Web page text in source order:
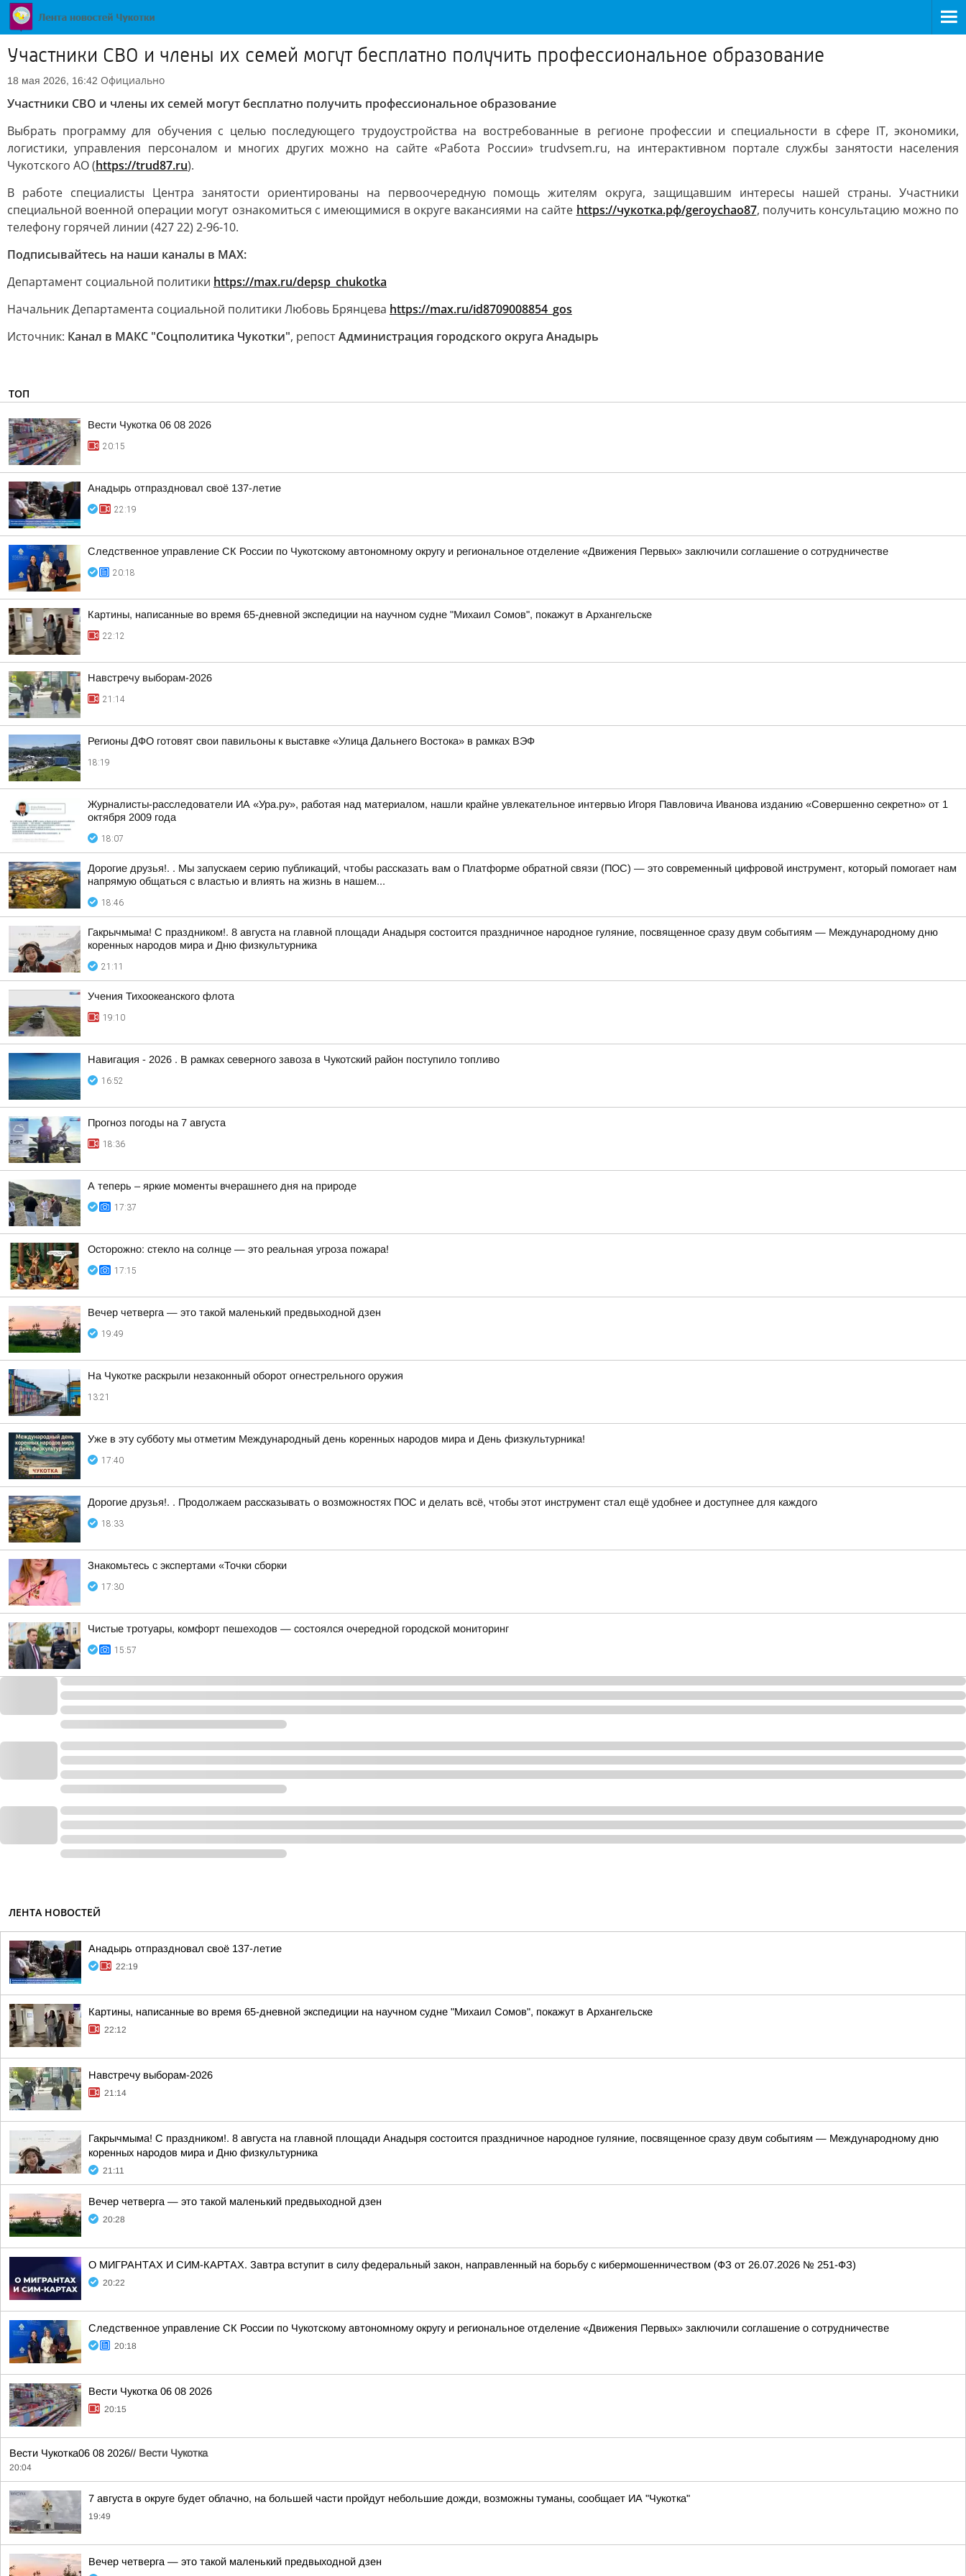
Участники СВО и члены их семей могут бесплатно получить профессиональное образование
18 мая 2026, 16:42 Официально
Участники СВО и члены их семей могут бесплатно получить профессиональное образование
Выбрать программу для обучения с целью последующего трудоустройства на востребованные в регионе профессии и специальности в сфере IT, экономики,
логистики, управления персоналом и многих других можно на сайте «Работа России» trudvsem.ru, на интерактивном портале службы занятости населения
Чукотского АО (https://trud87.ru).
В работе специалисты Центра занятости ориентированы на первоочередную помощь жителям округа, защищавшим интересы нашей страны. Участники
специальной военной операции могут ознакомиться с имеющимися в округе вакансиями на сайте https://чукотка.рф/geroychao87, получить консультацию можно по
телефону горячей линии (427 22) 2-96-10.
Подписывайтесь на наши каналы в МАХ:
Департамент социальной политики https://max.ru/depsp_chukotka
Начальник Департамента социальной политики Любовь Брянцева https://max.ru/id8709008854_gos
Источник: Канал в МАКС "Соцполитика Чукотки", репостАдминистрация городского округа Анадырь
ТОП
Вести Чукотка 06 08 2026
20:15
Анадырь отпраздновал своё 137-летие
22:19
Следственное управление СК России по Чукотскому автономному округу и региональное отделение «Движения Первых» заключили соглашение о сотрудничестве
20:18
Картины, написанные во время 65-дневной экспедиции на научном судне "Михаил Сомов", покажут в Архангельске
22:12
Навстречу выборам-2026
21:14
Регионы ДФО готовят свои павильоны к выставке «Улица Дальнего Востока» в рамках ВЭФ
18:19
Журналисты-расследователи ИА «Ура.ру», работая над материалом, нашли крайне увлекательное интервью Игоря Павловича Иванова изданию «Совершенно секретно» от 1
октября 2009 года
18:07
Дорогие друзья!. . Мы запускаем серию публикаций, чтобы рассказать вам о Платформе обратной связи (ПОС) — это современный цифровой инструмент, который помогает нам
напрямую общаться с властью и влиять на жизнь в нашем...
18:46
Гакрычмыма! С праздником!. 8 августа на главной площади Анадыря состоится праздничное народное гуляние, посвященное сразу двум событиям — Международному дню
коренных народов мира и Дню физкультурника
21:11
Учения Тихоокеанского флота
19:10
Навигация - 2026 . В рамках северного завоза в Чукотский район поступило топливо
16:52
Прогноз погоды на 7 августа
18:36
А теперь – яркие моменты вчерашнего дня на природе
17:37
Осторожно: стекло на солнце — это реальная угроза пожара!
17:15
Вечер четверга — это такой маленький предвыходной дзен
19:49
На Чукотке раскрыли незаконный оборот огнестрельного оружия
13:21
Уже в эту субботу мы отметим Международный день коренных народов мира и День физкультурника!
17:40
Дорогие друзья!. . Продолжаем рассказывать о возможностях ПОС и делать всё, чтобы этот инструмент стал ещё удобнее и доступнее для каждого
18:33
Знакомьтесь с экспертами «Точки сборки
17:30
Чистые тротуары, комфорт пешеходов — состоялся очередной городской мониторинг
15:57
ЛЕНТА НОВОСТЕЙ
Анадырь отпраздновал своё 137-летие
22:19
Картины, написанные во время 65-дневной экспедиции на научном судне "Михаил Сомов", покажут в Архангельске
22:12
Навстречу выборам-2026
21:14
Гакрычмыма! С праздником!. 8 августа на главной площади Анадыря состоится праздничное народное гуляние, посвященное сразу двум событиям — Международному дню
коренных народов мира и Дню физкультурника
21:11
Вечер четверга — это такой маленький предвыходной дзен
20:28
О МИГРАНТАХ И СИМ-КАРТАХ. Завтра вступит в силу федеральный закон, направленный на борьбу с кибермошенничеством (ФЗ от 26.07.2026 № 251-ФЗ)
20:22
Следственное управление СК России по Чукотскому автономному округу и региональное отделение «Движения Первых» заключили соглашение о сотрудничестве
20:18
Вести Чукотка 06 08 2026
20:15
Вести Чукотка06 08 2026// Вести Чукотка
20:04
7 августа в округе будет облачно, на большей части пройдут небольшие дожди, возможны туманы, сообщает ИА "Чукотка"
19:49
Вечер четверга — это такой маленький предвыходной дзен